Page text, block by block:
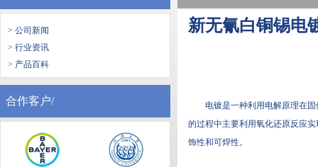
> 公司新闻
> 行业资讯
> 产品百科
合作客户/
新无氰白铜锡电
电镀是一种利用电解原理在固体
的过程中主要利用氧化还原反应实
饰性和可焊性。